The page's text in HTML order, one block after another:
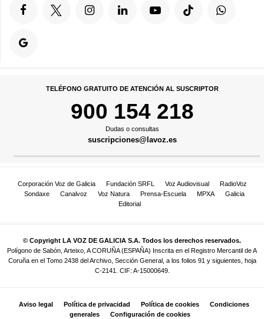
TELÉFONO GRATUITO DE ATENCIÓN AL SUSCRIPTOR
900 154 218
Dudas o consultas
suscripciones@lavoz.es
Corporación Voz de Galicia Fundación SRFL Voz Audiovisual
RadioVoz
Sondaxe
Canalvoz Voz Natura Prensa-Escuela MPXA
Galicia
Editorial
© Copyright LA VOZ DE GALICIA S.A. Todos los derechos reservados.
Polígono de Sabón, Arteixo, A CORUÑA (ESPAÑA) Inscrita en el Registro Mercantil de A
Coruña en el Tomo 2438 del Archivo, Sección General, a los folios 91 y siguientes, hoja
C-2141. CIF: A-15000649.
Aviso legal Política de privacidad Política de cookies
Condiciones
generales
Configuración de cookies